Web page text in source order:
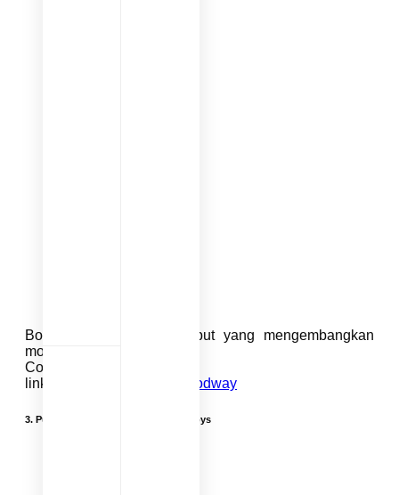
Bola dengan tekstur lembut yang mengembangkan
motorik kasar.
Cocok usia:
link pembelian :
shopee goodway
3. Puzzle Kayu Edukatif – Beringin Toys